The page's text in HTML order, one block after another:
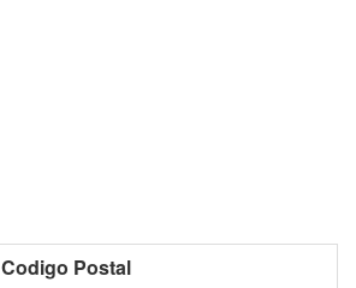
Codigo Postal